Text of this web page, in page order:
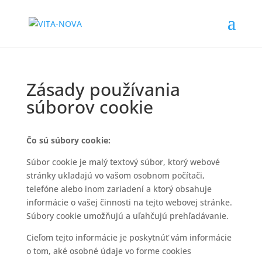
Zásady používania
súborov cookie
Čo sú súbory cookie:
Súbor cookie je malý textový súbor, ktorý webové
stránky ukladajú vo vašom osobnom počítači,
telefóne alebo inom zariadení a ktorý obsahuje
informácie o vašej činnosti na tejto webovej stránke.
Súbory cookie umožňujú a uľahčujú prehľadávanie.
Cieľom tejto informácie je poskytnúť vám informácie
o tom, aké osobné údaje vo forme cookies